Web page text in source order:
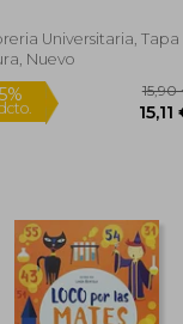
€
Universitaria, Tapa
Nuevo
5%